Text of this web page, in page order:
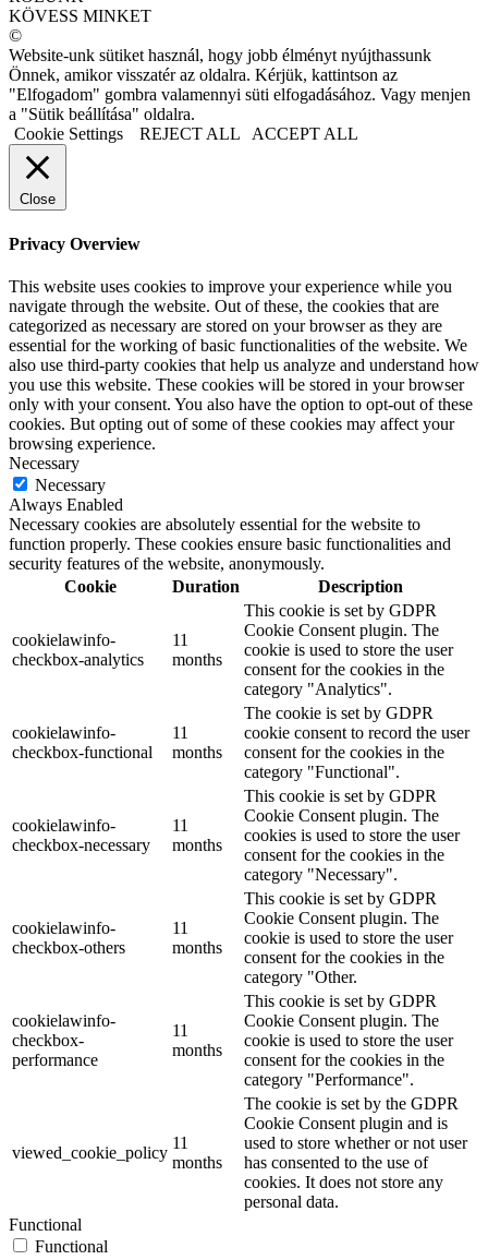
KÖVESS MINKET
©
Website-unk sütiket használ, hogy jobb élményt nyújthassunk
Önnek, amikor visszatér az oldalra. Kérjük, kattintson az
"Elfogadom" gombra valamennyi süti elfogadásához. Vagy menjen
a "Sütik beállítása" oldalra.
Cookie Settings
REJECT ALL ACCEPT ALL
Close
Privacy Overview
This website uses cookies to improve your experience while you
navigate through the website. Out of these, the cookies that are
categorized as necessary are stored on your browser as they are
essential for the working of basic functionalities of the website. We
also use third-party cookies that help us analyze and understand how
you use this website. These cookies will be stored in your browser
only with your consent. You also have the option to opt-out of these
cookies. But opting out of some of these cookies may affect your
browsing experience.
Necessary
Necessary
Always Enabled
Necessary cookies are absolutely essential for the website to
function properly. These cookies ensure basic functionalities and
security features of the website, anonymously.
Cookie
Duration Description
cookielawinfo-
checkbox-analytics
11
months
This cookie is set by GDPR
Cookie Consent plugin. The
cookie is used to store the user
consent for the cookies in the
category "Analytics".
cookielawinfo-
checkbox-functional
11
months
The cookie is set by GDPR
cookie consent to record the user
consent for the cookies in the
category "Functional".
cookielawinfo-
checkbox-necessary
11
months
This cookie is set by GDPR
Cookie Consent plugin. The
cookies is used to store the user
consent for the cookies in the
category "Necessary".
cookielawinfo-
checkbox-others
11
months
This cookie is set by GDPR
Cookie Consent plugin. The
cookie is used to store the user
consent for the cookies in the
category "Other.
cookielawinfo-
checkbox-
performance
11
months
This cookie is set by GDPR
Cookie Consent plugin. The
cookie is used to store the user
consent for the cookies in the
category "Performance".
viewed_cookie_policy
11
months
The cookie is set by the GDPR
Cookie Consent plugin and is
used to store whether or not user
has consented to the use of
cookies. It does not store any
personal data.
Functional
Functional